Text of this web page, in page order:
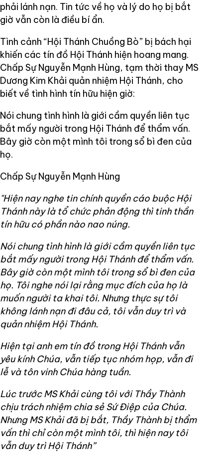
phải lánh nạn. Tin tức về họ và lý do họ bị bắt
giờ vẫn còn là điều bí ẩn.
Tình cảnh “Hội Thánh Chuồng Bò” bị bách hại
khiến các tín đồ Hội Thánh hiện hoang mang.
Chấp Sự Nguyễn Mạnh Hùng, tạm thời thay MS
Dương Kim Khải quản nhiệm Hội Thánh, cho
biết về tình hình tín hữu hiện giờ:
Nói chung tình hình là giới cầm quyền liên tục
bắt mấy người trong Hội Thánh để thẩm vấn.
Bây giờ còn một mình tôi trong sổ bì đen của
họ.
Chấp Sự Nguyễn Mạnh Hùng
"Hiện nay nghe tin chính quyền cáo buộc Hội
Thánh này là tổ chức phản động thì tinh thần
tín hữu có phần nào nao núng.
Nói chung tình hình là giới cầm quyền liên tục
bắt mấy người trong Hội Thánh để thẩm vấn.
Bây giờ còn một mình tôi trong sổ bì đen của
họ. Tôi nghe nói lại rằng mục đích của họ là
muốn người ta khai tôi. Nhưng thực sự tôi
không lánh nạn đi đâu cả, tôi vẫn duy trì và
quản nhiệm Hội Thánh.
Hiện tại anh em tín đồ trong Hội Thánh vẫn
yêu kính Chúa, vẫn tiếp tục nhóm họp, vẫn đi
lễ và tôn vinh Chúa hàng tuần.
Lúc trước MS Khải cùng tôi với Thầy Thành
chịu trách nhiệm chia sẻ Sứ Điệp của Chúa.
Nhưng MS Khải đã bị bắt, Thầy Thành bị thẩm
vấn thì chỉ còn một mình tôi, thì hiện nay tôi
vẫn duy trì Hội Thánh”